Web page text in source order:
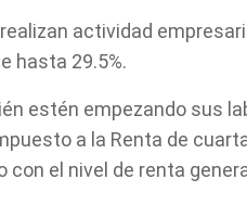
actividad
hasta 29.5%.
estén empezando sus
a la Renta de
con el nivel de renta